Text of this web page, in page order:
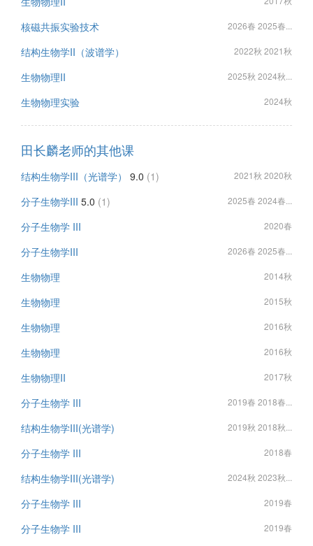
核磁共振实验技术 2026春 2025春...
结构生物学II（波谱学） 2022秋 2021秋
生物物理II 2025秋 2024秋...
生物物理实验 2024秋
田长麟老师的其他课
结构生物学III（光谱学） 9.0 (1) 2021秋 2020秋
分子生物学III 5.0 (1) 2025春 2024春...
分子生物学 III 2020春
分子生物学III 2026春 2025春...
生物物理 2014秋
生物物理 2015秋
生物物理 2016秋
生物物理 2016秋
生物物理II 2017秋
分子生物学 III 2019春 2018春...
结构生物学III(光谱学) 2019秋 2018秋...
分子生物学 III 2018春
结构生物学III(光谱学) 2024秋 2023秋...
分子生物学 III 2019春
分子生物学 III 2019春